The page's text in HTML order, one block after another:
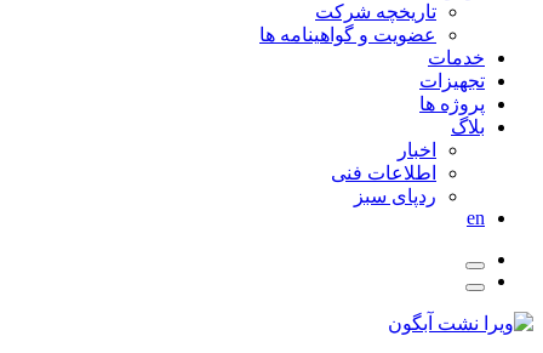
تاریخچه شرکت
عضویت و گواهینامه ها
خدمات
تجهیزات
پروژه ها
بلاگ
اخبار
اطلاعات فنی
ردپای سبز
en